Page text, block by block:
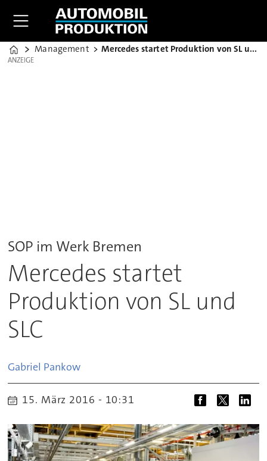
Home
Management Mercedes startet Produktion von SL und SLC
ANZEIGE
ANZEIGE
SOP im Werk Bremen
Mercedes startet
Produktion von SL und
SLC
Gabriel Pankow
15. März 2016 - 10:31